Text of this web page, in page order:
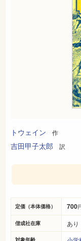
トウェイン 作
吉田甲子太郎 訳
定価（本体価格） 700
偕成社在庫 あり
対象年齢